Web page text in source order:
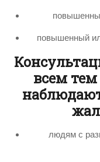
повышенный
всем
людям с